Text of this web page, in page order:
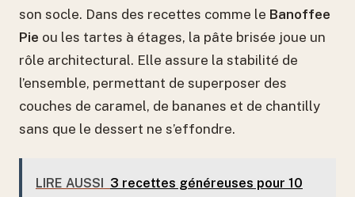
son socle. Dans des recettes comme le Banoffee
Pie ou les tartes à étages, la pâte brisée joue un
rôle architectural. Elle assure la stabilité de
l’ensemble, permettant de superposer des
couches de caramel, de bananes et de chantilly
sans que le dessert ne s’effondre.
LIRE AUSSI 3 recettes généreuses pour 10